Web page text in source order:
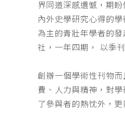
界同道深感遺憾，期
內外史學研究心得的
為主的青壯年學者的
社，一年四期， 以季
創辦一個學術性刊物
費、人力與精神，對
了參與者的熱忱外，